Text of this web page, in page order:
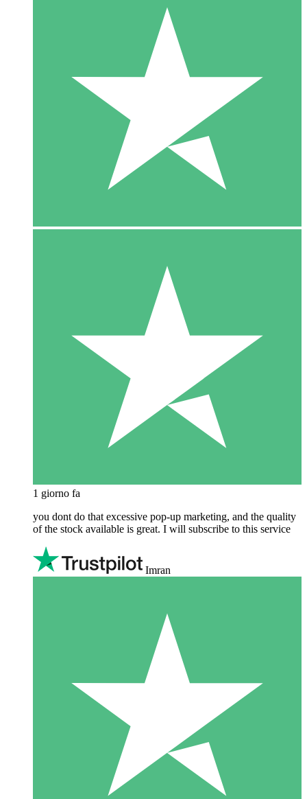
1 giorno fa
you dont do that excessive pop-up marketing, and the quality
of the stock available is great. I will subscribe to this service
Imran